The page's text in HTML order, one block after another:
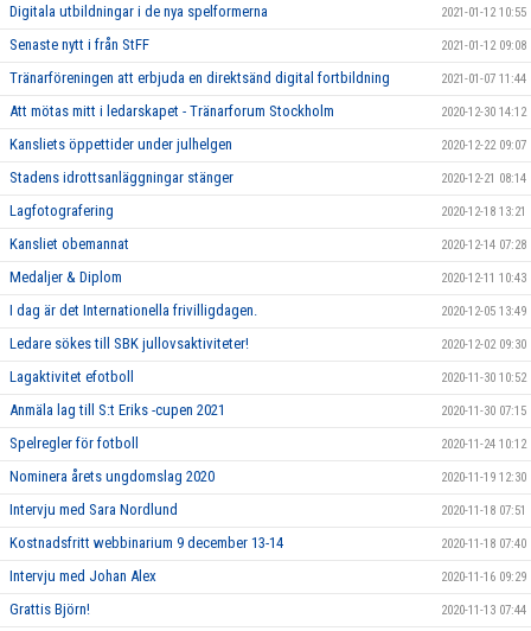
Digitala utbildningar i de nya spelformerna 2021-01-12 10:55
Senaste nytt i från StFF 2021-01-12 09:08
Tränarföreningen att erbjuda en direktsänd digital fortbildning 2021-01-07 11:44
Att mötas mitt i ledarskapet - Tränarforum Stockholm 2020-12-30 14:12
Kansliets öppettider under julhelgen 2020-12-22 09:07
Stadens idrottsanläggningar stänger 2020-12-21 08:14
Lagfotografering 2020-12-18 13:21
Kansliet obemannat 2020-12-14 07:28
Medaljer & Diplom 2020-12-11 10:43
I dag är det Internationella frivilligdagen. 2020-12-05 13:49
Ledare sökes till SBK jullovsaktiviteter! 2020-12-02 09:30
Lagaktivitet efotboll 2020-11-30 10:52
Anmäla lag till S:t Eriks -cupen 2021 2020-11-30 07:15
Spelregler för fotboll 2020-11-24 10:12
Nominera årets ungdomslag 2020 2020-11-19 12:30
Intervju med Sara Nordlund 2020-11-18 07:51
Kostnadsfritt webbinarium 9 december 13-14 2020-11-18 07:40
Intervju med Johan Alex 2020-11-16 09:29
Grattis Björn! 2020-11-13 07:44